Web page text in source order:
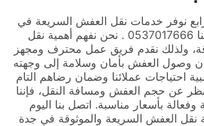
نوفر خدمات نقل العفش السريعة في
مدينة جدة اتصل بنا 0537017666 . نحن نفهم أهمية نقل
ولذلك نقدم فريق عمل محترف ومجهز
وصول العفش بأمان وسلامة إلى وجهته
احتياجات عملائنا وضمان رضاهم التام
عن حجم العفش ومسافة النقل، فإننا
بأسعار مناسبة. اتصل بنا اليوم